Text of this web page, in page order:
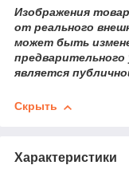
Изображения
от реального
может быть
предварительного
является
Скрыть
Характеристики